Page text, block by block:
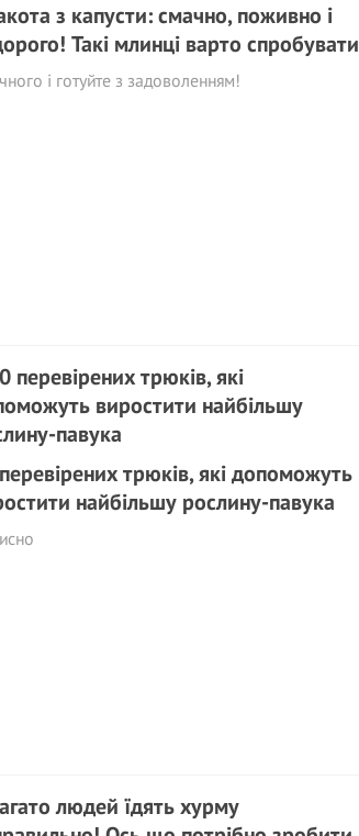
з капусти: смачно, поживно і
Такі млинці варто спробувати
і готуйте з задоволенням!
трюків, які допоможуть
найбільшу рослину-павука